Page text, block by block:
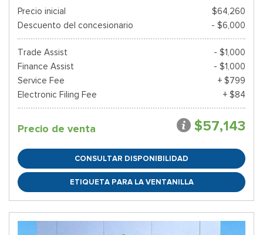
Precio inicial
$64,260
Descuento del concesionario
- $6,000
Trade Assist
- $1,000
Finance Assist
- $1,000
Service Fee
+ $799
Electronic Filing Fee
+ $84
Precio de venta $57,143
CONSULTAR DISPONIBILIDAD
ETIQUETA PARA LA VENTANILLA